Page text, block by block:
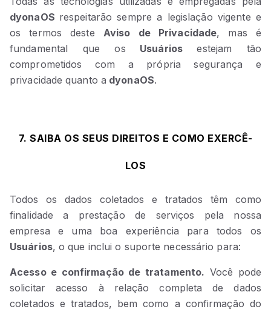
dyonaOS respeitarão sempre a legislação vigente e
os termos deste Aviso de Privacidade, mas é
fundamental que os Usuáriosestejam tão
comprometidos com a própria segurança e
privacidade quanto a dyonaOS.
7. SAIBA OS SEUS DIREITOS E COMO EXERCÊ-
LOS
Todos os dados coletados e tratados têm como
finalidade a prestação de serviços pela nossa
empresa e uma boa experiência para todos os
Usuários, o que inclui o suporte necessário para:
Acesso e confirmação de tratamento. Você pode
solicitar acesso à relação completa de dados
coletados e tratados, bem como a confirmação do